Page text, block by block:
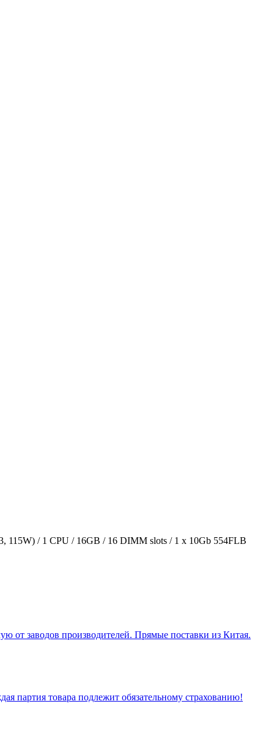
115W) / 1 CPU / 16GB / 16 DIMM slots / 1 x 10Gb 554FLB
от заводов производителей. Прямые поставки из Китая.
партия товара подлежит обязательному страхованию!